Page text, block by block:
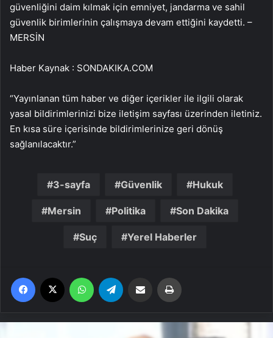
güvenliğini daim kılmak için emniyet, jandarma ve sahil
güvenlik birimlerinin çalışmaya devam ettiğini kaydetti. –
MERSİN
Haber Kaynak : SONDAKIKA.COM
“Yayınlanan tüm haber ve diğer içerikler ile ilgili olarak
yasal bildirimlerinizi bize iletişim sayfası üzerinden iletiniz.
En kısa süre içerisinde bildirimlerinize geri dönüş
sağlanılacaktır.”
3-sayfa Güvenlik Hukuk
Mersin Politika Son Dakika
Suç Yerel Haberler
Facebook WhatsApp Email'den paylaş